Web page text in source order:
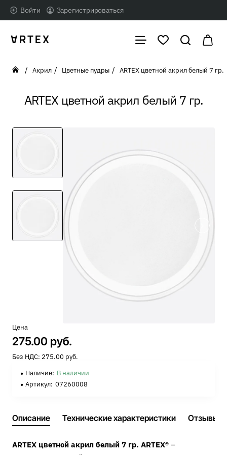
Войти Зарегистрироваться
ARTEX цветной акрил белый 7 гр.
home
Акрил Цветные пудры ARTEX цветной акрил белый 7 гр.
Цена
275.00 руб.
Без НДС: 275.00 руб.
Наличие: В наличии
Артикул: 07260008
Описание Технические характеристики Отзывы
ARTEX цветной акрил белый 7 гр. ARTEX® –